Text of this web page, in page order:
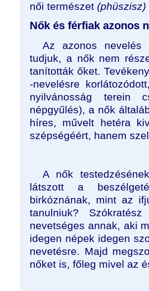
női természet (phüszisz)
Nők és férfiak azonos
Az azonos nevelés
tudjuk, a nők nem
tanították őket.
-nevelésre
nyilvánosság terein
népgyűlés), a nők
híres, művelt hetéra
szépségéért, hanem
A nők
látszott a
birkóznának, mint az
tanulniuk?
nevetséges annak, aki
idegen népek idegen
nevetésre. Majd
nőket is, főleg mivel az